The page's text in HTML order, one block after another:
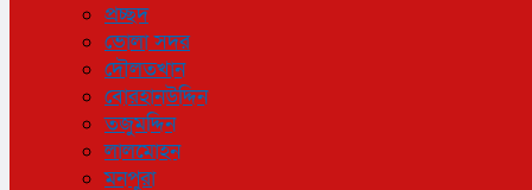
প্রচ্ছদ
ভোলা সদর
দৌলতখান
বোরহানউদ্দিন
তজুমদ্দিন
লালমোহন
মনপুরা